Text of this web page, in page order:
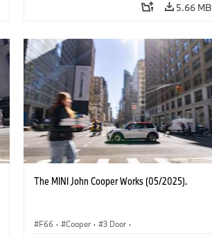
5.66 MB
The MINI John Cooper Works (05/2025).
F66 · Cooper · 3 Door ·